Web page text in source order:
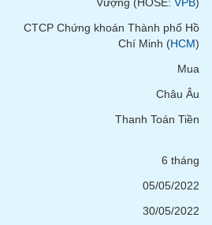
CTCP Chứng khoán Thành phố Hồ
Chí Minh (HCM)
Mua
Châu Âu
Thanh Toán Tiền
6 tháng
05/05/2022
30/05/2022
Người liên quan Cổ đông lớn